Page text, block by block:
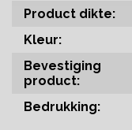
Product dikte:
Kleur:
Bevestiging
product:
Bedrukking: